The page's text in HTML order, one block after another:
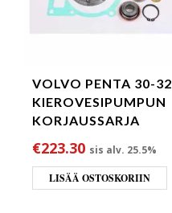
oli: €369.00.
hinta on: €275.00.
VOLVO PENTA 30-32
KIEROVESIPUMPUN
KORJAUSSARJA
€223.30 sis alv. 25.5%
LISÄÄ OSTOSKORIIN